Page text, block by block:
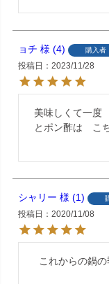
ョチ 4 購入者
投稿日
2023/11/28
美味しくて一度
とポン酢は　こ
シャリー 1
投稿日
2020/11/08
これからの鍋